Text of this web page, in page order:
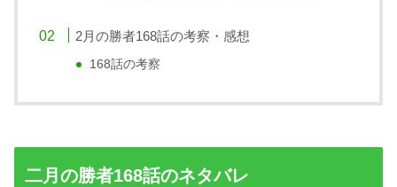
2月の勝者168話の考察・感想
168話の考察
二月の勝者168話のネタバレ